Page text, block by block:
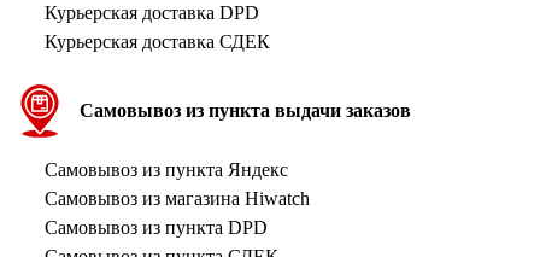
Курьерская доставка DPD
Курьерская доставка СДЕК
Самовывоз из пункта выдачи заказов
Самовывоз из пункта Яндекс
Самовывоз из магазина Hiwatch
Самовывоз из пункта DPD